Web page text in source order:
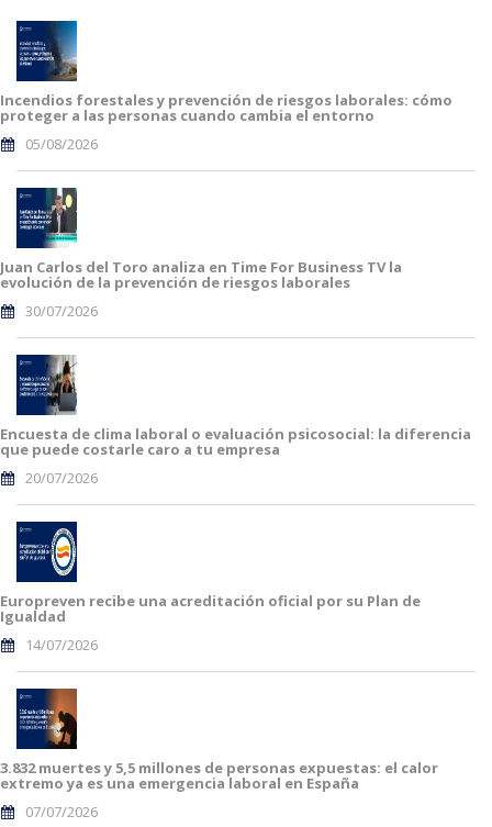
Incendios forestales y prevención de riesgos laborales: cómo
proteger a las personas cuando cambia el entorno
05/08/2026
Juan Carlos del Toro analiza en Time For Business TV la
evolución de la prevención de riesgos laborales
30/07/2026
Encuesta de clima laboral o evaluación psicosocial: la diferencia
que puede costarle caro a tu empresa
20/07/2026
Europreven recibe una acreditación oficial por su Plan de
Igualdad
14/07/2026
3.832 muertes y 5,5 millones de personas expuestas: el calor
extremo ya es una emergencia laboral en España
07/07/2026